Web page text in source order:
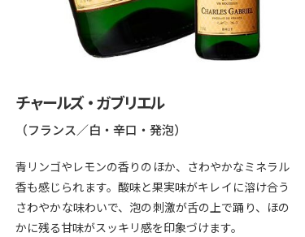
チャールズ・ガブリエル
（フランス／白・辛口・発泡）
青リンゴやレモンの香りのほか、さわやかなミネラル
香も感じられます。酸味と果実味がキレイに溶け合う
さわやかな味わいで、泡の刺激が舌の上で踊り、ほの
かに残る甘味がスッキリ感を印象づけます。